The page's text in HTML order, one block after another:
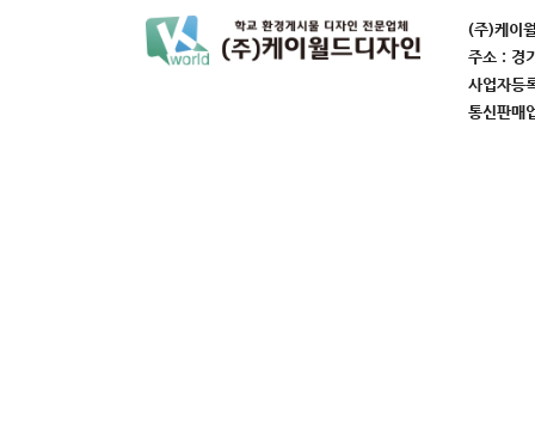
(주)케이
주소 : 경
사업자
통신판매